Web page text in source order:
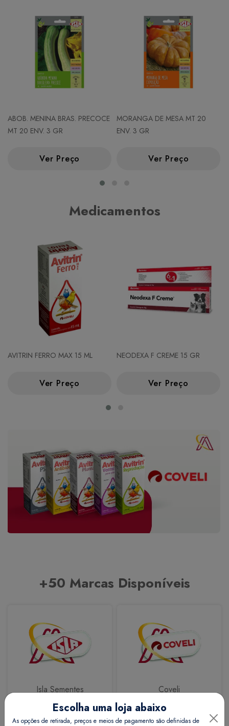
ABOB. MENINA BRAS. PRECOCE
MT 20 ENV. 3 GR
Ver Preço
MORANGA DE MESA MT 20
ENV. 3 GR
Ver Preço
Medicamentos
AVITRIN FERRO MAX 15 ML
Ver Preço
NEODEXA F CREME 15 GR
Ver Preço
+50 Marcas Disponíveis
Isla Sementes Coveli
Escolha uma loja abaixo
As opções de retirada, preços e meios de pagamento são definidas de